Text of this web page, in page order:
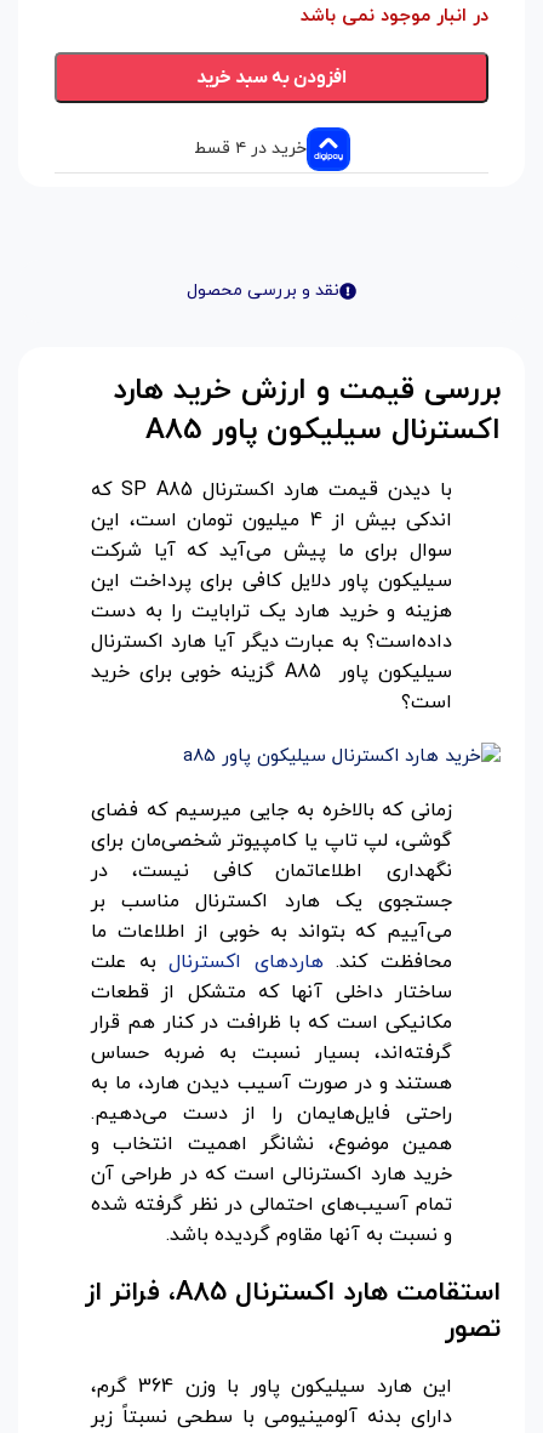
در انبار موجود نمی باشد
افزودن به سبد خرید
خرید در ۴ قسط
نقد و بررسی محصول
بررسی قیمت و ارزش خرید هارد
اکسترنال سیلیکون پاور A85
با دیدن قیمت هارد اکسترنال SP A85 که
اندکی بیش از 4 میلیون تومان است، این
سوال برای ما پیش می‌آید که آیا شرکت
سیلیکون پاور دلایل کافی برای پرداخت این
هزینه و خرید هارد یک ترابایت را به دست
داده‌است؟ به عبارت دیگر آیا هارد اکسترنال
سیلیکون پاور A85 گزینه خوبی برای خرید
است؟
زمانی که بالاخره به جایی میرسیم که فضای
گوشی، لپ تاپ یا کامپیوتر شخصی‌مان برای
نگهداری اطلاعاتمان کافی نیست، در
جستجوی یک هارد اکسترنال مناسب بر
می‌آییم که بتواند به خوبی از اطلاعات ما
محافظت کند.هاردهای اکسترنالبه علت
ساختار داخلی آنها که متشکل از قطعات
مکانیکی است که با ظرافت در کنار هم قرار
گرفته‌اند، بسیار نسبت به ضربه حساس
هستند و در صورت آسیب دیدن هارد، ما به
راحتی فایل‌هایمان را از دست می‌دهیم.
همین موضوع، نشانگر اهمیت انتخاب و
خرید هارد اکسترنالی است که در طراحی آن
تمام آسیب‌های احتمالی در نظر گرفته شده
و نسبت به آنها مقاوم گردیده باشد.
استقامت هارد اکسترنال A85، فراتر از
تصور
این هارد سیلیکون پاور با وزن 364 گرم،
دارای بدنه آلومینیومی با سطحی نسبتاً زبر